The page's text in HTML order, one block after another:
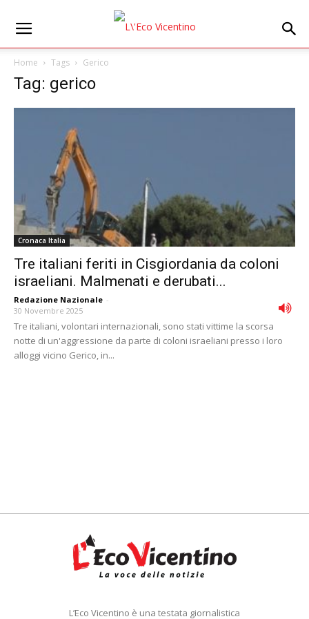
Home Tags Gerico
Tag: gerico
Cronaca Italia
Tre italiani feriti in Cisgiordania da coloni
israeliani. Malmenati e derubati...
Redazione Nazionale -
30 Novembre 2025
Tre italiani, volontari internazionali, sono stati vittime la scorsa
notte di un'aggressione da parte di coloni israeliani presso i loro
alloggi vicino Gerico, in...
L’Eco Vicentino è una testata giornalistica